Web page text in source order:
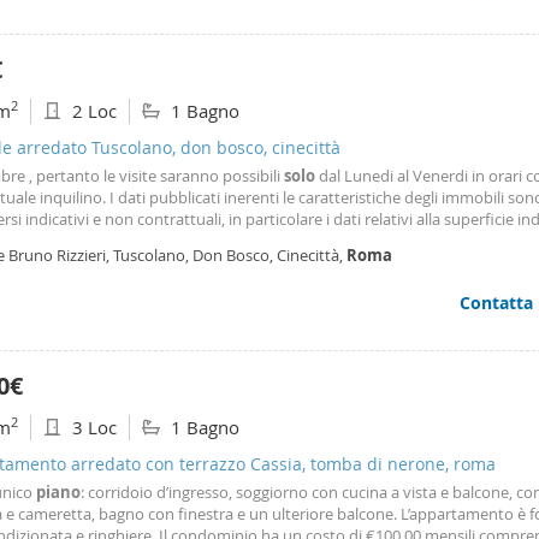
2 2 Loc 1 Bagno
arredato Tuscolano, don bosco, cinecittà
, pertanto le visite saranno possibili solodal Lunedi al Venerdi in orari
inquilino. I dati pubblicati inerenti le caratteristiche degli immobili
indicativi e non contrattuali, in particolare i dati relativi alla superficie
in generale. L’agenzia si riserva il diritto di apportare modifiche anche
Bruno Rizzieri, Tuscolano, Don Bosco, Cinecittà, Roma
Contatta
2 3 Loc 1 Bagno
arredato con terrazzo Cassia, tomba di nerone, roma
piano: corridoio d’ingresso, soggiorno con cucina a vista e balcone,
e cameretta, bagno con finestra e un ulteriore balcone. L’appartamento è